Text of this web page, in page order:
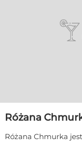
Różana
Różana Chmurka